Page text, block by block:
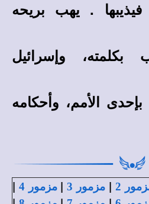
. يهب بريحه
بكلمته، وإسرائيل
الأمم، وأحكامه
2
| مزمور 3 |مزمور 4 |